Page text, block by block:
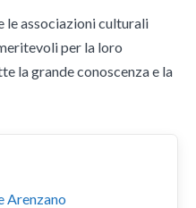
le associazioni culturali
per la loro
la grande conoscenza e la
Arenzano